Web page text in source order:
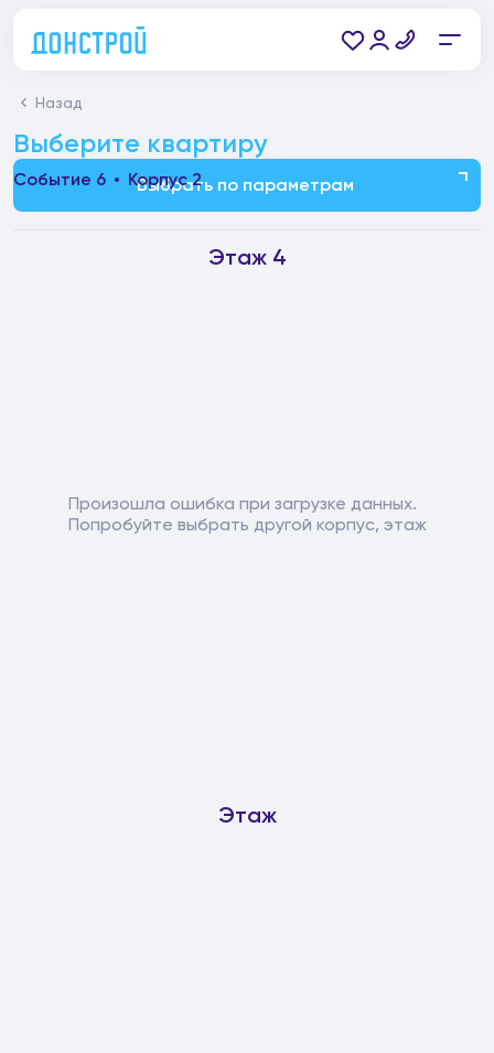
Назад
Выберите квартиру
Выбрать по параметрам
Событие 6 Корпус 2
Этаж 4
Произошла ошибка при загрузке данных.
Попробуйте выбрать другой корпус, этаж
Этаж